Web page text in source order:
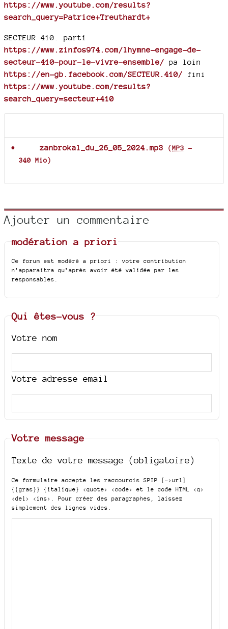
https://www.youtube.com/results?
search_query=Patrice+Treuthardt+
SECTEUR 410. parti
https://www.zinfos974.com/lhymne-engage-de-
secteur-410-pour-le-vivre-ensemble/ pa loin
https://en-gb.facebook.com/SECTEUR.410/ fini
https://www.youtube.com/results?
search_query=secteur+410
zanbrokal_du_26_05_2024.mp3 (MP3 -
340 Mio)
Ajouter un commentaire
modération a priori
Ce forum est modéré a priori : votre contribution
n’apparaîtra qu’après avoir été validée par les
responsables.
Qui êtes-vous ?
Votre nom
Votre adresse email
Votre message
Texte de votre message (obligatoire)
Ce formulaire accepte les raccourcis SPIP
[->url]
{{gras}} {italique} <quote> <code>
et le code HTML <q>
<del> <ins>
. Pour créer des paragraphes, laissez
simplement des lignes vides.